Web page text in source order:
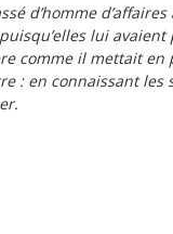
d’homme
lui
comme il mettait en
: en connaissant les